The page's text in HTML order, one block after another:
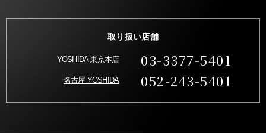
取り扱い店舗
YOSHIDA 東京本店 03-3377-5401
名古屋 YOSHIDA 052-243-5401